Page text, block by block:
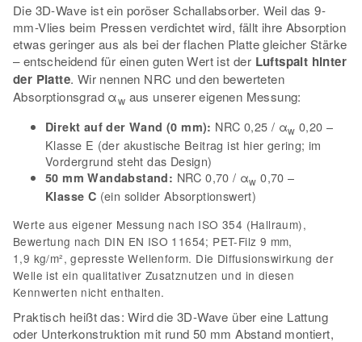
Die 3D-Wave ist ein poröser Schallabsorber. Weil das 9-
mm-Vlies beim Pressen verdichtet wird, fällt ihre Absorption
etwas geringer aus als bei der flachen Platte gleicher Stärke
– entscheidend für einen guten Wert ist der Luftspalt hinter
der Platte. Wir nennen NRC und den bewerteten
Absorptionsgrad αw aus unserer eigenen Messung:
Direkt auf der Wand (0 mm): NRC 0,25 / αw 0,20 –
Klasse E (der akustische Beitrag ist hier gering; im
Vordergrund steht das Design)
50 mm Wandabstand: NRC 0,70 / αw 0,70 –
Klasse C (ein solider Absorptionswert)
Werte aus eigener Messung nach ISO 354 (Hallraum),
Bewertung nach DIN EN ISO 11654; PET-Filz 9 mm,
1,9 kg/m², gepresste Wellenform. Die Diffusionswirkung der
Welle ist ein qualitativer Zusatznutzen und in diesen
Kennwerten nicht enthalten.
Praktisch heißt das: Wird die 3D-Wave über eine Lattung
oder Unterkonstruktion mit rund 50 mm Abstand montiert,